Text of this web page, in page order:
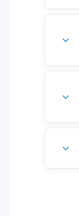
و⌵
شده
⌵
شده
⌵